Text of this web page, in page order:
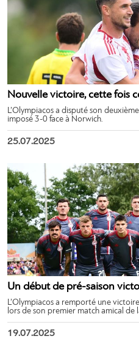
Nouvelle victoire, cette fois
L’Olympiacos a disputé son
imposé 3-0 face à Norwich.
25.07.2025
Un début de pré-saison
L’Olympiacos a remporté une
lors de son premier match amical de
19.07.2025